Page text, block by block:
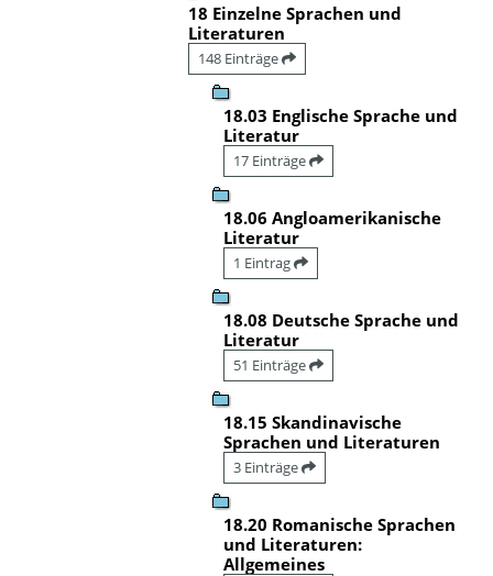
18 Einzelne Sprachen und
Literaturen
148 Einträge
18.03 Englische Sprache und
Literatur
17 Einträge
18.06 Angloamerikanische
Literatur
1 Eintrag
18.08 Deutsche Sprache und
Literatur
51 Einträge
18.15 Skandinavische
Sprachen und Literaturen
3 Einträge
18.20 Romanische Sprachen
und Literaturen:
Allgemeines